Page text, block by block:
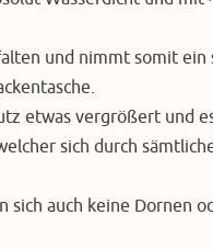
und nimmt somit ein
etwas vergrößert und
sich durch
auch keine Dornen